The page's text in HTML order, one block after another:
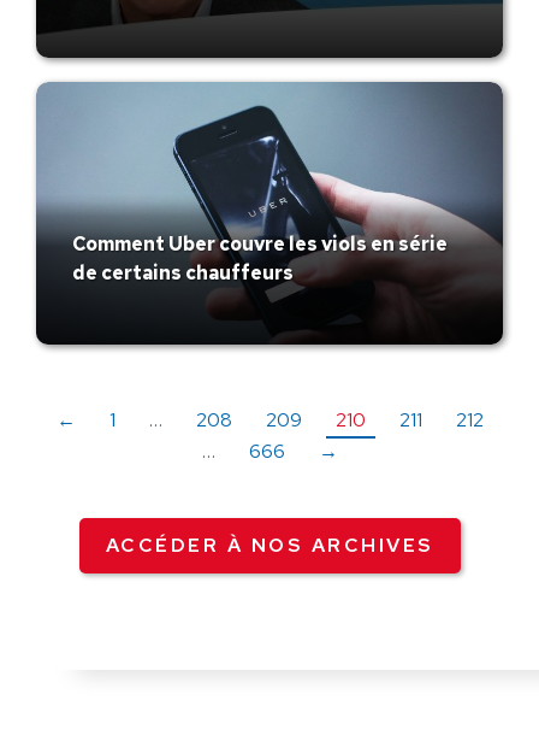
Comment Uber couvre les viols en série
de certains chauffeurs
← 1 … 208 209 210 211
212
…
666 →
ACCÉDER À NOS ARCHIVES